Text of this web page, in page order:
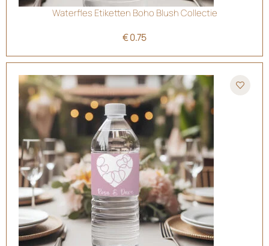
Waterfles Etiketten Boho Blush Collectie
€0.75